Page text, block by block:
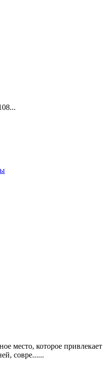
место, которое привлекает
совре......